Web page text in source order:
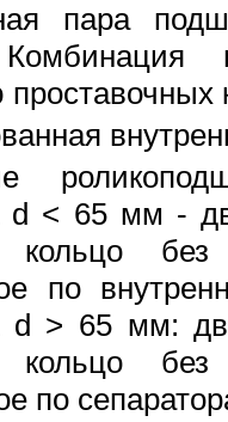
пара
проставочных
< 65 мм -
кольцо
по
d > 65 мм:
кольцо
по